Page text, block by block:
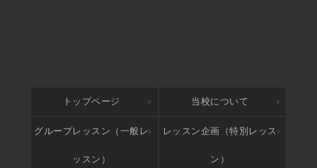
トップページ 当校について
グループレッスン（一般レ
ッスン）
レッスン企画（特別レッス
ン）